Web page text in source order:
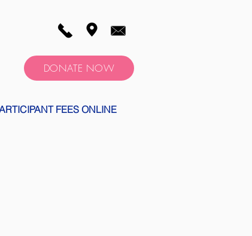
DONATE NOW
FEES ONLINE